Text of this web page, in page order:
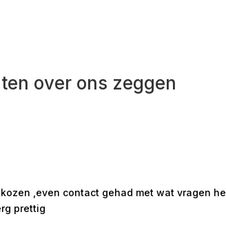
over ons zeggen
,even contact gehad met wat vragen
prettig